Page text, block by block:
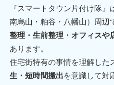
『スマートタウン片付け隊
南烏山・粕谷・八幡山）周辺
整理・生前整理・オフィスや
あります。
住宅街特有の事情を理解した
生・短時間搬出を意識して対